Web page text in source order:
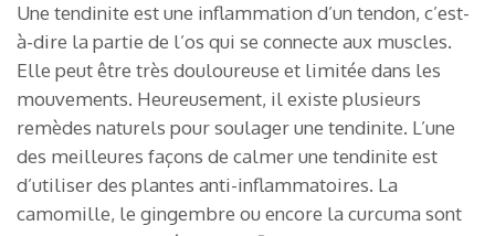
Une tendinite est une inflammation d’un tendon, c’est-
à-dire la partie de l’os qui se connecte aux muscles.
Elle peut être très douloureuse et limitée dans les
mouvements. Heureusement, il existe plusieurs
remèdes naturels pour soulager une tendinite. L’une
des meilleures façons de calmer une tendinite est
d’utiliser des plantes anti-inflammatoires. La
camomille, le gingembre ou encore la curcuma sont